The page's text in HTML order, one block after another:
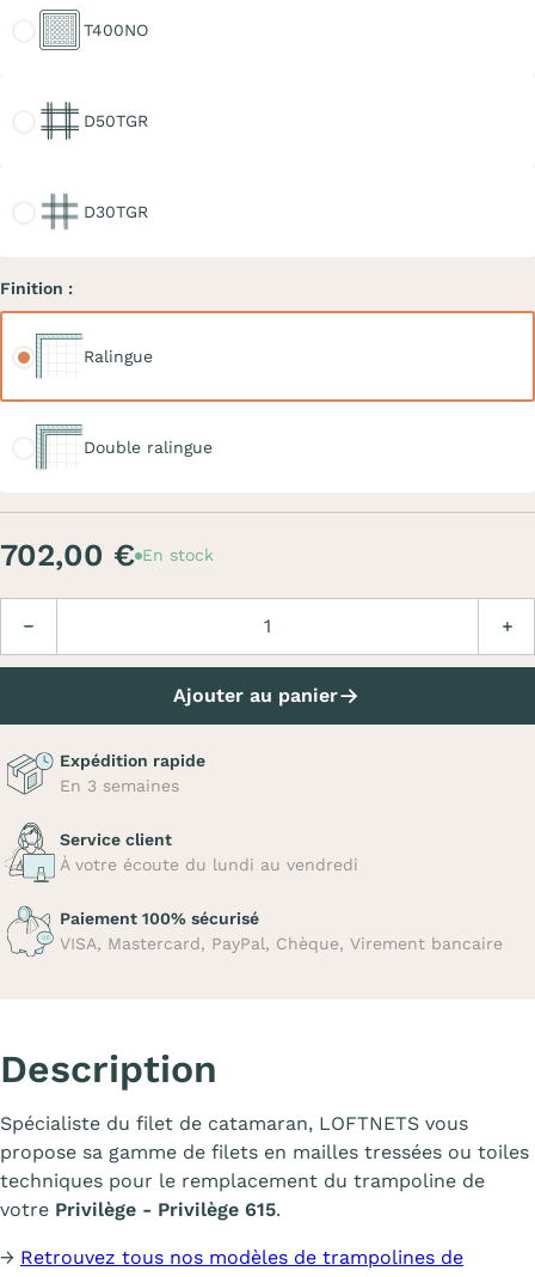
T400NO
D50TGR
D30TGR
Finition :
Ralingue
Double ralingue
702,00 € En stock
Ajouter au panier
Expédition rapide
En 3 semaines
Service client
À votre écoute du lundi au vendredi
Paiement 100% sécurisé
VISA, Mastercard, PayPal, Chèque, Virement bancaire
Description
Spécialiste du filet de catamaran, LOFTNETS vous
propose sa gamme de filets en mailles tressées ou toiles
techniques pour le remplacement du trampoline de
votre Privilège - Privilège 615.
→ Retrouvez tous nos modèles de trampolines de